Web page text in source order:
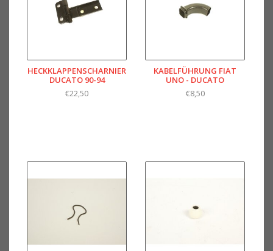
HECKKLAPPENSCHARNIER
DUCATO 90-94
€22,50
KABELFÜHRUNG FIAT
UNO - DUCATO
€8,50